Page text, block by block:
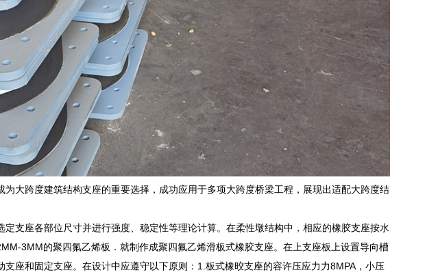
大跨度建筑结构支座的重要选择，成功应用于多项大跨度桥梁工程，展现出适配大跨度结
支座各部位尺寸并进行强度、稳定性等理论计算。在柔性墩结构中，相应的橡胶支座按水
3MM的聚四氟乙烯板．就制作成聚四氟乙烯滑板式橡胶支座。在上支座板上设置导向槽
座和固定支座。在设计中应遵守以下原则：1.板式橡晈支座的容许压应力力8MPA，小压